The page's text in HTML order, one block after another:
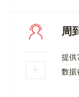
周
提供
数据